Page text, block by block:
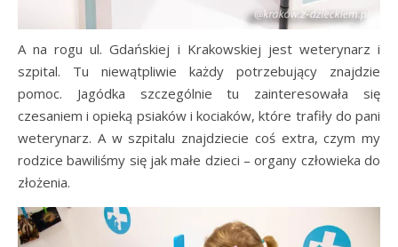
A na rogu ul. Gdańskiej i Krakowskiej jest weterynarz i
szpital. Tu niewątpliwie każdy potrzebujący znajdzie
pomoc. Jagódka szczególnie tu zainteresowała się
czesaniem i opieką psiaków i kociaków, które trafiły do pani
weterynarz. A w szpitalu znajdziecie coś extra, czym my
rodzice bawiliśmy się jak małe dzieci – organy człowieka do
złożenia.